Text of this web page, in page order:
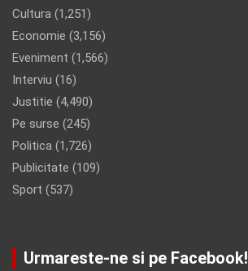
Cultura (1,251)
Economie (3,156)
Eveniment (1,566)
Interviu (16)
Justitie (4,490)
Pe surse (245)
Politica (1,726)
Publicitate (109)
Sport (537)
Urmareste-ne si pe Facebook!